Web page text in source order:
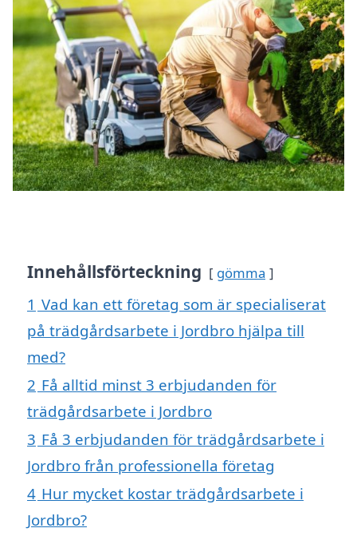
Innehållsförteckning gömma
1 Vad kan ett företag som är specialiserat
på trädgårdsarbete i Jordbro hjälpa till
med?
2 Få alltid minst 3 erbjudanden för
trädgårdsarbete i Jordbro
3 Få 3 erbjudanden för trädgårdsarbete i
Jordbro från professionella företag
4 Hur mycket kostar trädgårdsarbete i
Jordbro?